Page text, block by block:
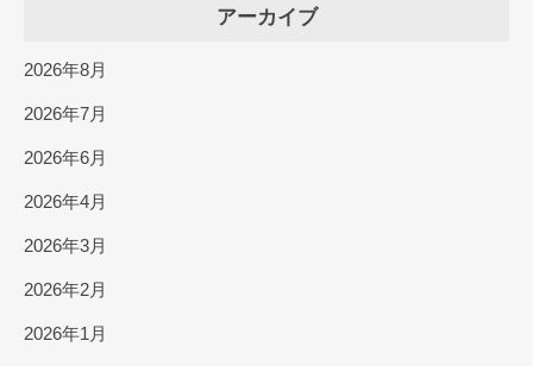
アーカイブ
2026年8月
2026年7月
2026年6月
2026年4月
2026年3月
2026年2月
2026年1月